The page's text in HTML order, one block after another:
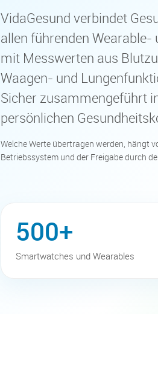
VidaGesund verbindet
allen führenden Wearable-
mit Messwerten aus
Waagen- und
Sicher zusammengeführt
persönlichen
Welche Werte übertragen werden, hängt
Betriebssystem und der Freigabe durch
500+
Smartwatches und Wearables